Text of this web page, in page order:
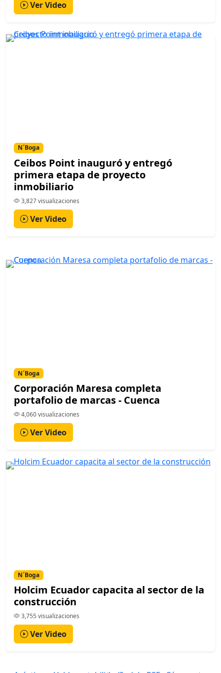
Ver Video
N´Boga
Ceibos Point inauguró y entregó
primera etapa de proyecto
inmobiliario
3,827 visualizaciones
Ver Video
N´Boga
Corporación Maresa completa
portafolio de marcas - Cuenca
4,060 visualizaciones
Ver Video
N´Boga
Holcim Ecuador capacita al sector de la
construcción
3,755 visualizaciones
Ver Video